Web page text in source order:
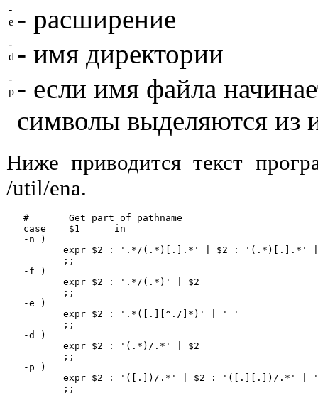
-
e - расширение
-
d - имя директории
-
p - если имя файла
символы выделяются из
Ниже приводится текст
/util/ena.
   #       Get part of pathname
   case    $1      in
   -n )
expr $2 : '.*/(.*)[.].*' | $2 : '(.*)[.].*'
          ;;
   -f )
          expr $2 : '.*/(.*)' | $2
          ;;
   -e )
          expr $2 : '.*([.][^./]*)' | ' '
          ;;
   -d )
          expr $2 : '(.*)/.*' | $2
          ;;
   -p )
expr $2 : '([.])/.*' | $2 : '([.][.])/.*' |
          ;;